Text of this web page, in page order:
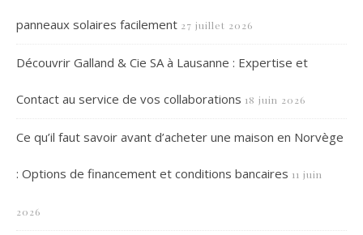
panneaux solaires facilement 27 juillet 2026
Découvrir Galland & Cie SA à Lausanne : Expertise et
Contact au service de vos collaborations 18 juin 2026
Ce qu’il faut savoir avant d’acheter une maison en Norvège
: Options de financement et conditions bancaires 11 juin
2026